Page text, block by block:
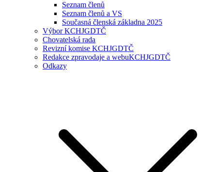
Seznam členů
Seznam členů a VS
Současná členská základna 2025
Výbor KCHJGDTČ
Chovatelská rada
Revizní komise KCHJGDTČ
Redakce zpravodaje a webuKCHJGDTČ
Odkazy